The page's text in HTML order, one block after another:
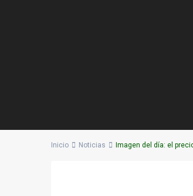
Inicio Noticias Imagen del día: el